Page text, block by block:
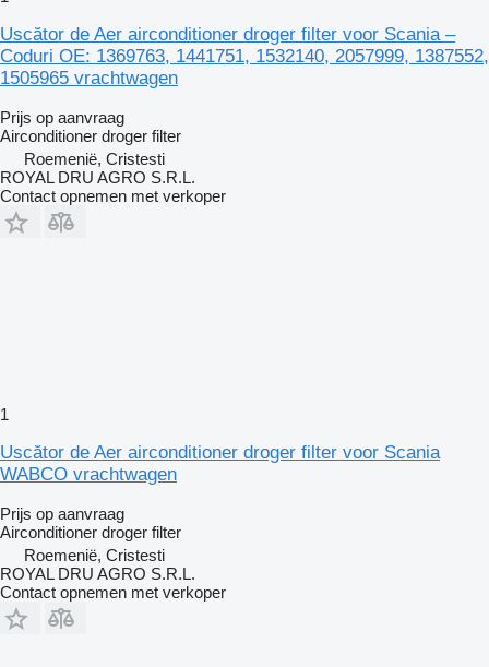
Uscător de Aer airconditioner droger filter voor Scania –
Coduri OE: 1369763, 1441751, 1532140, 2057999, 1387552,
1505965 vrachtwagen
Prijs op aanvraag
Airconditioner droger filter
Roemenië, Cristesti
ROYAL DRU AGRO S.R.L.
Contact opnemen met verkoper
1
Uscător de Aer airconditioner droger filter voor Scania
WABCO vrachtwagen
Prijs op aanvraag
Airconditioner droger filter
Roemenië, Cristesti
ROYAL DRU AGRO S.R.L.
Contact opnemen met verkoper